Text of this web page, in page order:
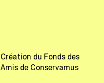
Création du Fonds des
Amis de Conservamus